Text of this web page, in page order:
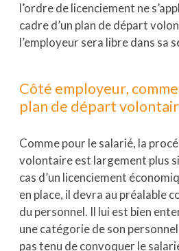
l’ordre de licenciement ne
cadre d’un plan de départ
l’employeur sera libre dans sa
Côté employeur,
plan de départ
Comme pour le salarié, la
volontaire est largement plus
cas d’un licenciement
en place, il devra au préalable
du personnel. Il lui est bien
une catégorie de son
pas tenu de convoquer le